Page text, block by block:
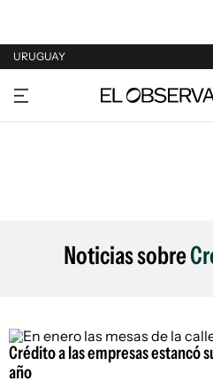
URUGUAY
URUGUAY
ARGENTINA
Noticias sobre
Crédito a las empresas estancó
año